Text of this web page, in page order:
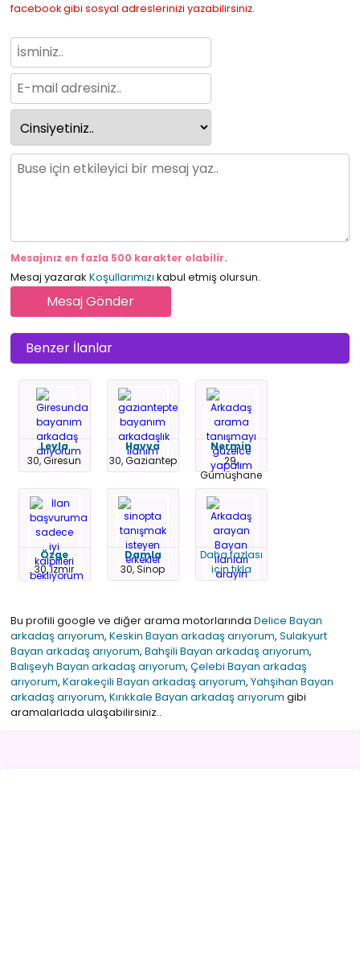
facebook gibi sosyal adreslerinizi yazabilirsiniz.
Mesajınız en fazla 500 karakter olabilir.
Mesaj yazarak Koşullarımızı kabul etmiş olursun.
Benzer İlanlar
Leyla
30, Giresun
Havva
30, Gaziantep
Nermin
29,
Gümüşhane
Özge
30, İzmir
Damla
30, Sinop
Daha fazlası
için tıkla
Bu profili google ve diğer arama motorlarında Delice Bayan
arkadaş arıyorum, Keskin Bayan arkadaş arıyorum, Sulakyurt
Bayan arkadaş arıyorum, Bahşili Bayan arkadaş arıyorum,
Balışeyh Bayan arkadaş arıyorum, Çelebi Bayan arkadaş
arıyorum, Karakeçili Bayan arkadaş arıyorum, Yahşihan Bayan
arkadaş arıyorum, Kırıkkale Bayan arkadaş arıyorum gibi
aramalarlada ulaşabilirsiniz..